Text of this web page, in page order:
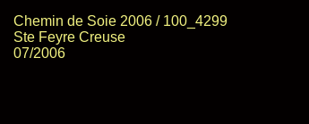
Chemin de Soie 2006 / 100_4299
Ste Feyre Creuse
07/2006